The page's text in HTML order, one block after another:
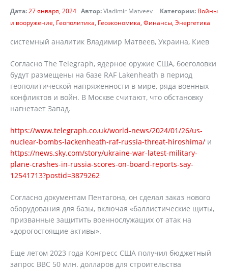
Дата:27 января, 2024 Автор:Vladimir Matveev Категории: Войны
и вооружение Геополитика Геоэкономика Финансы Энергетика
системный аналитик Владимир Матвеев, Украина, Киев
Согласно The Telegraph, ядерное оружие США, боеголовки
будут размещены на базе RAF Lakenheath в период
геополитической напряженности в мире, ряда военных
конфликтов и войн. В Москве считают, что обстановку
нагнетает Запад.
https://www.telegraph.co.uk/world-news/2024/01/26/us-
nuclear-bombs-lackenheath-raf-russia-threat-hiroshima/ и
https://news.sky.com/story/ukraine-war-latest-military-
plane-crashes-in-russia-scores-on-board-reports-say-
12541713?postid=3879262
Согласно документам Пентагона, он сделал заказ нового
оборудования для базы, включая «баллистические щиты,
призванные защитить военнослужащих от атак на
«дорогостоящие активы».
Еще летом 2023 года Конгресс США получил бюджетный
запрос ВВС 50 млн. долларов для строительства